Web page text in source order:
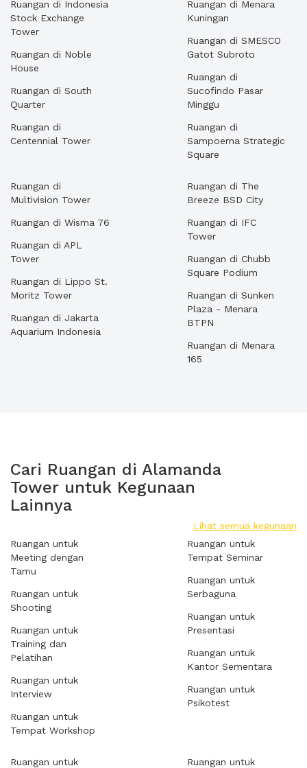
Ruangan di Indonesia
Stock Exchange
Tower
Ruangan di Noble
House
Ruangan di South
Quarter
Ruangan di
Centennial Tower
Ruangan di Menara
Kuningan
Ruangan di SMESCO
Gatot Subroto
Ruangan di
Sucofindo Pasar
Minggu
Ruangan di
Sampoerna Strategic
Square
Ruangan di
Multivision Tower
Ruangan di Wisma 76
Ruangan di APL
Tower
Ruangan di Lippo St.
Moritz Tower
Ruangan di Jakarta
Aquarium Indonesia
Ruangan di The
Breeze BSD City
Ruangan di IFC
Tower
Ruangan di Chubb
Square Podium
Ruangan di Sunken
Plaza - Menara
BTPN
Ruangan di Menara
165
Cari Ruangan di Alamanda
Tower untuk Kegunaan
Lainnya
Lihat semua kegunaan
Ruangan untuk
Meeting dengan
Tamu
Ruangan untuk
Shooting
Ruangan untuk
Training dan
Pelatihan
Ruangan untuk
Interview
Ruangan untuk
Tempat Workshop
Ruangan untuk
Tempat Seminar
Ruangan untuk
Serbaguna
Ruangan untuk
Presentasi
Ruangan untuk
Kantor Sementara
Ruangan untuk
Psikotest
Ruangan untuk
Ruangan untuk